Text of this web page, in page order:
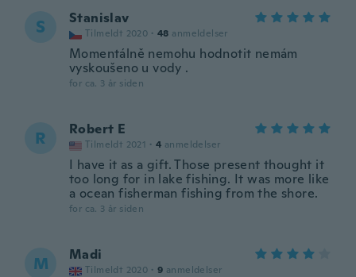
S Stanislav
Tilmeldt 2020 · 48 anmeldelser
Momentálně nemohu hodnotit nemám
vyskoušeno u vody .
for ca. 3 år siden
R Robert E
Tilmeldt 2021 · 4 anmeldelser
I have it as a gift. Those present thought it
too long for in lake fishing. It was more like
a ocean fisherman fishing from the shore.
for ca. 3 år siden
M Madi
Tilmeldt 2020 · 9 anmeldelser